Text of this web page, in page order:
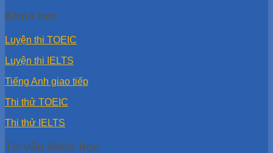
Khóa học
Luyện thi TOEIC
Luyện thi IELTS
Tiếng Anh giao tiếp
Thi thử TOEIC
Thi thử IELTS
Tư vấn khóa học